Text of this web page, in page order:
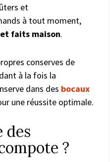
et
à tout moment,
faits maison.
conserves de
à la fois la
dans des bocaux
une réussite optimale.
des
?